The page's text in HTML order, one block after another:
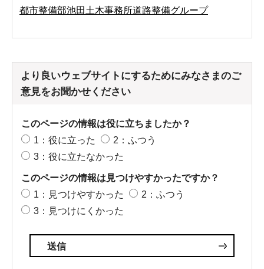
都市整備部池田土木事務所道路整備グループ
より良いウェブサイトにするためにみなさまのご
意見をお聞かせください
このページの情報は役に立ちましたか？
1：役に立った
2：ふつう
3：役に立たなかった
このページの情報は見つけやすかったですか？
1：見つけやすかった
2：ふつう
3：見つけにくかった